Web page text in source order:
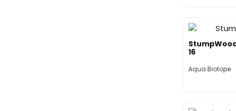
16
Aqua Biotope